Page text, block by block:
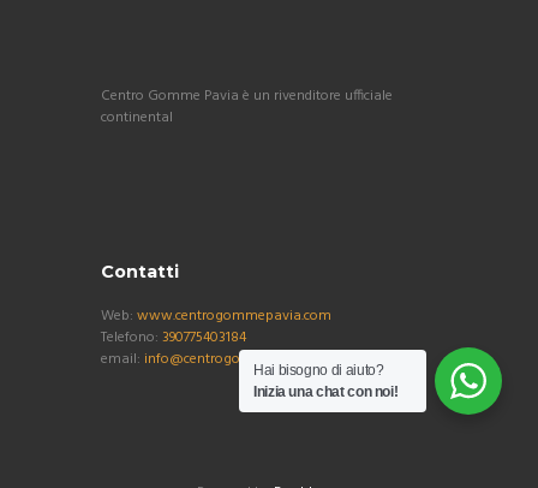
Centro Gomme Pavia è un rivenditore ufficiale
continental
Contatti
Web: www.centrogommepavia.com
Telefono: 390775403184
email: info@centrogommepavia.com
Hai bisogno di aiuto?
Inizia una chat con noi!